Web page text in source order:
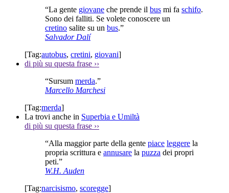
“La gente giovane che prende il bus mi fa schifo.
Sono dei falliti. Se volete conoscere un
cretino salite su un bus.”
Salvador Dalí
[Tag:autobus, cretini, giovani]
di più su questa frase ››
“Sursum merda.”
Marcello Marchesi
[Tag:merda]
La trovi anche in Superbia e Umiltà
di più su questa frase ››
“Alla maggior parte della gente piace leggere la
propria scrittura e annusare la puzza dei propri
peti.”
W.H. Auden
[Tag:narcisismo, scoregge]